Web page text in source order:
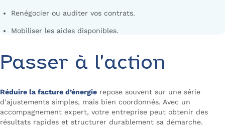
Renégocier ou auditer vos contrats.
Mobiliser les aides disponibles.
Passer à l’action
Réduire la facture d’énergie repose souvent sur une série
d’ajustements simples, mais bien coordonnés. Avec un
accompagnement expert, votre entreprise peut obtenir des
résultats rapides et structurer durablement sa démarche.